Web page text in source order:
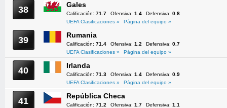
38 Gales
Calificación: 71.7 Ofensiva: 1.4 Defensiva: 0.8
UEFA Clasificaciones »
Página del equipo »
39 Rumania
Calificación: 71.4 Ofensiva: 1.2 Defensiva: 0.7
UEFA Clasificaciones »
Página del equipo »
40 Irlanda
Calificación: 71.3 Ofensiva: 1.4 Defensiva: 0.9
UEFA Clasificaciones »
Página del equipo »
41 República Checa
Calificación: 71.2 Ofensiva: 1.7 Defensiva: 1.1